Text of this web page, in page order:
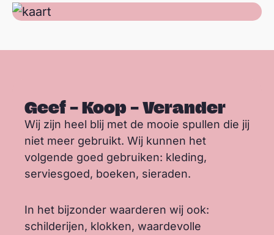
Geef – Koop – Verander
Wij zijn heel blij met de mooie spullen die jij
niet meer gebruikt. Wij kunnen het
volgende goed gebruiken: kleding,
serviesgoed, boeken, sieraden.
In het bijzonder waarderen wij ook:
schilderijen, klokken, waardevolle